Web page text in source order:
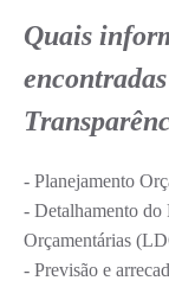
Transparencia
Contato
Editais
Plano de
Programa para
Quais
- Planejamento
- Detalhamento
Orçamentárias
- Previsão e